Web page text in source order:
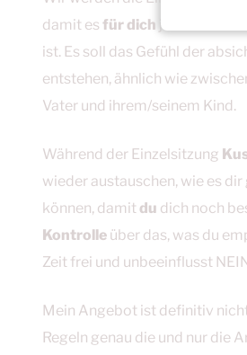
damit es für dich jederzeit
ist. Es soll das Gefühl der
entstehen, ähnlich wie
Vater und ihrem/seinem Kind.
Während der Einzelsitzung
wieder austauschen, wie es
können, damit du dich noch
Kontrolle über das, was du
Zeit frei und unbeeinflusst
Mein Angebot ist definitiv
Regeln genau die und nur die